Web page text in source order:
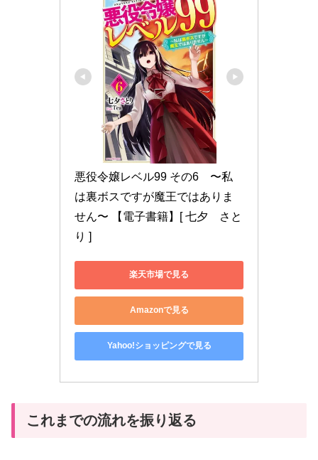
悪役令嬢レベル99 その6　〜私
は裏ボスですが魔王ではありま
せん〜 【電子書籍】[ 七夕　さと
り ]
楽天市場で見る
Amazonで見る
Yahoo!ショッピングで見る
これまでの流れを振り返る